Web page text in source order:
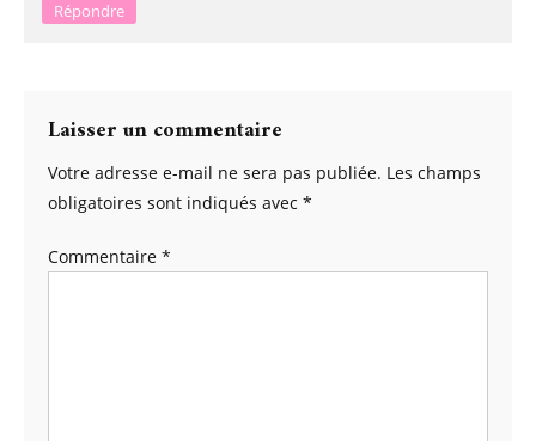
Répondre
Laisser un commentaire
Votre adresse e-mail ne sera pas publiée. Les champs
obligatoires sont indiqués avec *
Commentaire *